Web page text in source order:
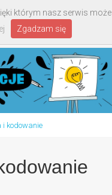
i kodowanie
którym nasz serwis może
Zgadzam się